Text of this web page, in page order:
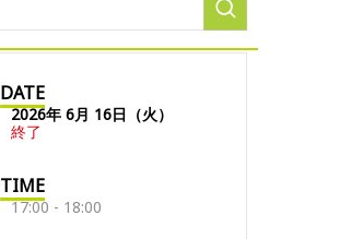
DATE
2026年 6月 16日（火）
終了
TIME
17:00 - 18:00